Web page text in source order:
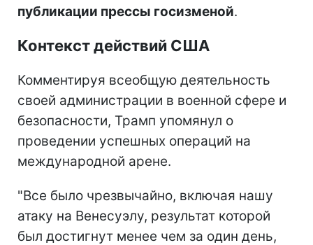
публикации прессы госизменой.
Контекст действий США
Комментируя всеобщую деятельность
своей администрации в военной сфере и
безопасности, Трамп упомянул о
проведении успешных операций на
международной арене.
"Все было чрезвычайно, включая нашу
атаку на Венесуэлу, результат которой
был достигнут менее чем за один день,